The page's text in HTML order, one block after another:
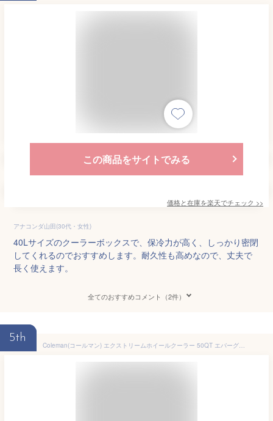
この商品をサイトでみる
価格と在庫を楽天でチェック >>
アナコンダ山田(30代・女性)
40Lサイズのクーラーボックスで、保冷力が高く、しっかり密閉
してくれるのでおすすめします。耐久性も高めなので、丈夫で
長く使えます。
全てのおすすめコメント（2件）
5th
Coleman(コールマン) エクストリームホイールクーラー 50QT エバーグリーン 2000037235